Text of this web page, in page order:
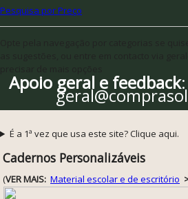
Pesquisa por Preço
Apoio geral e feedback
É a 1ª vez que usa este site? Clique aqui.
Cadernos Personalizáveis
(VER MAIS: Material escolar e de escritório